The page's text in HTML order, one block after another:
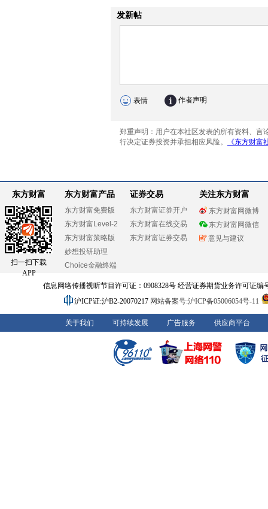
东方财富
扫一扫下载
APP
东方财富产品
东方财富免费版
东方财富Level-2
东方财富策略版
妙想投研助理
Choice金融终端
证券交易
东方财富证券开户
东方财富在线交易
东方财富证券交易
关注东方财富
东方财富网微博
东方财富网微信
意见与建议
信息网络传播视听节目许可证：0908328号 经营证券期货业务许可证编
沪ICP证:沪B2-20070217 网站备案号:沪ICP备05006054号-11
关于我们 可持续发展 广告服务 供应商平台